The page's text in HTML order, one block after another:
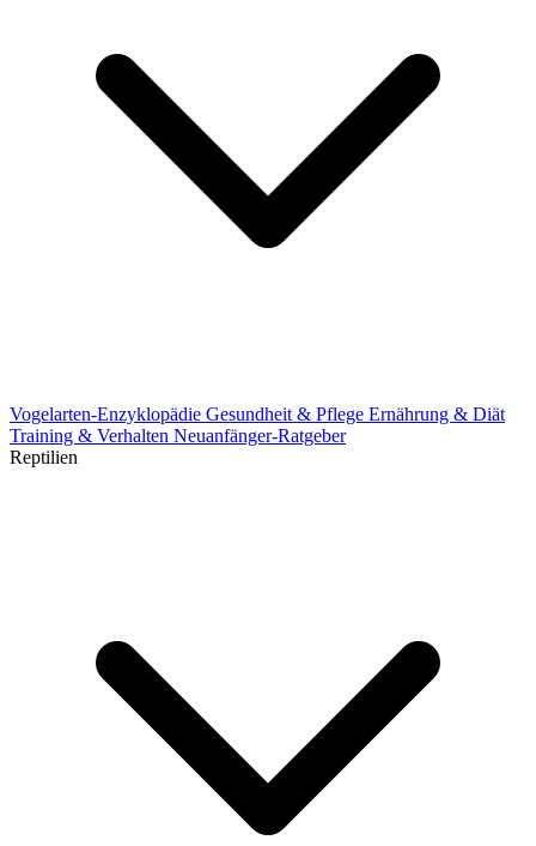
Vogelarten-Enzyklopädie Gesundheit & Pflege Ernährung & Diät
Training & Verhalten Neuanfänger-Ratgeber
Reptilien